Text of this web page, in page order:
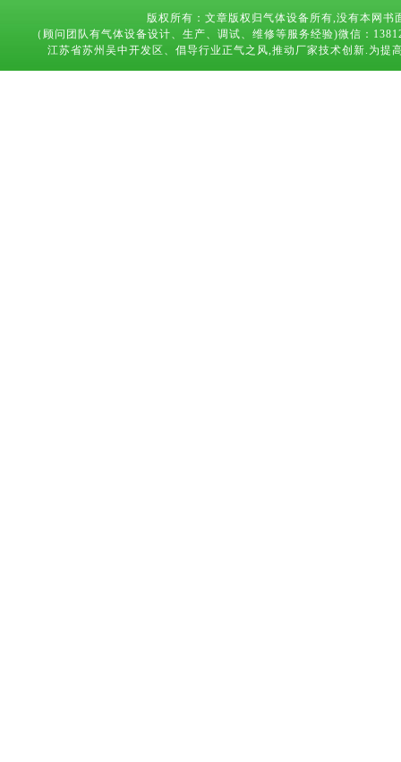
版权所有：文章版权归气体设备所有,没有本网
（顾问团队有气体设备设计、生产、调试、维修等服务经验)微信：
江苏省苏州吴中开发区、倡导行业正气之风,推动厂家技术创新.为提